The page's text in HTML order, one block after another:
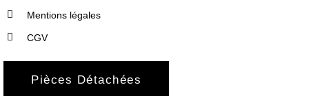
Mentions légales
CGV
Pièces Détachées